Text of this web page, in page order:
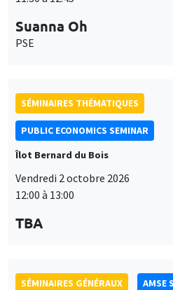
Suanna Oh
PSE
SÉMINAIRES THÉMATIQUES
PUBLIC ECONOMICS SEMINAR
Îlot Bernard du Bois
Vendredi 2 octobre 2026
12:00 à 13:00
TBA
SÉMINAIRES GÉNÉRAUX
AMSE